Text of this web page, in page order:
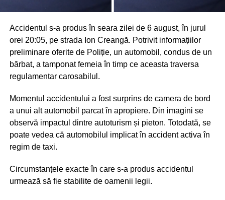
Accidentul s-a produs în seara zilei de 6 august, în jurul
orei 20:05, pe strada Ion Creangă. Potrivit informațiilor
preliminare oferite de Poliție, un automobil, condus de un
bărbat, a tamponat femeia în timp ce aceasta traversa
regulamentar carosabilul.
Momentul accidentului a fost surprins de camera de bord
a unui alt automobil parcat în apropiere. Din imagini se
observă impactul dintre autoturism și pieton. Totodată, se
poate vedea că automobilul implicat în accident activa în
regim de taxi.
Circumstanțele exacte în care s-a produs accidentul
urmează să fie stabilite de oamenii legii.